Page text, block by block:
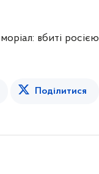
вбиті росією
Поділитися